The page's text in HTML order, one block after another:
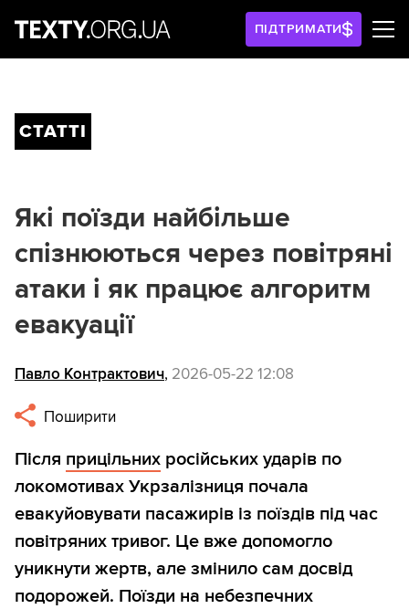
ПІДТРИМАТИ
СТАТТІ
Які поїзди найбільше
спізнюються через повітряні
атаки і як працює алгоритм
евакуації
Павло Контрактович, 2026-05-22 12:08
Поширити
Після прицільних російських ударів по
локомотивах Укрзалізниця почала
евакуйовувати пасажирів із поїздів під час
повітряних тривог. Це вже допомогло
уникнути жертв, але змінило сам досвід
подорожей. Поїзди на небезпечних